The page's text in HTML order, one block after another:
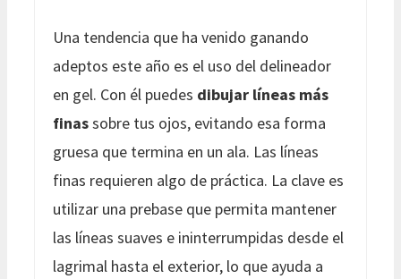
Una tendencia que ha venido ganando
adeptos este año es el uso del delineador
en gel. Con él puedes dibujar líneas más
finassobre tus ojos, evitando esa forma
gruesa que termina en un ala. Las líneas
finas requieren algo de práctica. La clave es
utilizar una prebase que permita mantener
las líneas suaves e ininterrumpidas desde el
lagrimal hasta el exterior, lo que ayuda a